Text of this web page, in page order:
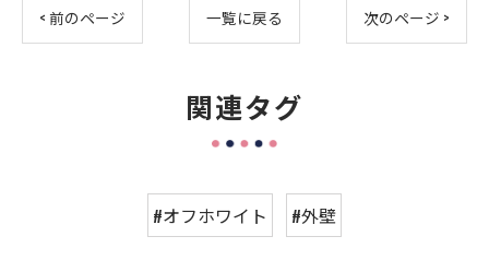
< 前のページ 一覧に戻る 次のページ >
関連タグ
#オフホワイト #外壁